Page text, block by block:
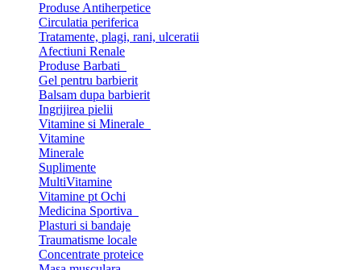
Produse Antiherpetice
Circulatia periferica
Tratamente, plagi, rani, ulceratii
Afectiuni Renale
Produse Barbati
Gel pentru barbierit
Balsam dupa barbierit
Ingrijirea pielii
Vitamine si Minerale
Vitamine
Minerale
Suplimente
MultiVitamine
Vitamine pt Ochi
Medicina Sportiva
Plasturi si bandaje
Traumatisme locale
Concentrate proteice